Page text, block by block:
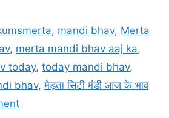
e
, mandi bhav, Merta
, merta mandi bhav aaj ka,
today, today mandi bhav,
bhav,मेड़ता सिटी मंडी आज के भाव